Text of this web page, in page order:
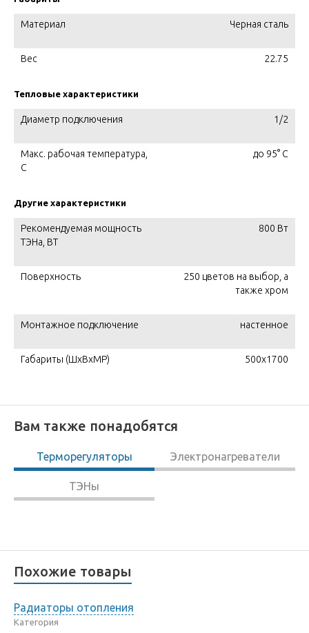
Материал Черная сталь
Вес 22.75
Тепловые характеристики
Диаметр подключения 1/2
Макс. рабочая температура,
C
до 95° С
Другие характеристики
Рекомендуемая мощность
ТЭНа, ВТ
800 Вт
Поверхность
250 цветов на выбор, а
также хром
Монтажное подключение настенное
Габариты (ШxВxМР) 500x1700
Вам также понадобятся
Терморегуляторы Электронагреватели
ТЭНы
Похожие товары
Радиаторы отопления
Категория